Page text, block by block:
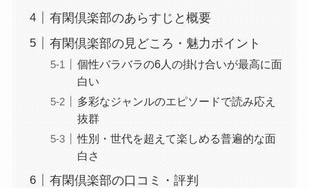
有閑倶楽部のあらすじと概要
有閑倶楽部の見どころ・魅力ポイント
個性バラバラの6人の掛け合いが最高に面
白い
多彩なジャンルのエピソードで読み応え
抜群
性別・世代を超えて楽しめる普遍的な面
白さ
有閑倶楽部の口コミ・評判